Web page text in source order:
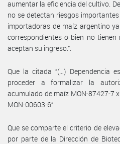
aumentar la eficiencia del cultivo.
no se detectan riesgos
importadoras de maíz argentino
correspondientes o bien no
aceptan su ingreso.”.
Que la citada “(…) Dependencia
proceder a formalizar la
acumulado de maíz MON-87427-7
MON-00603-6”.
Que se comparte el criterio de
por parte de la Dirección de